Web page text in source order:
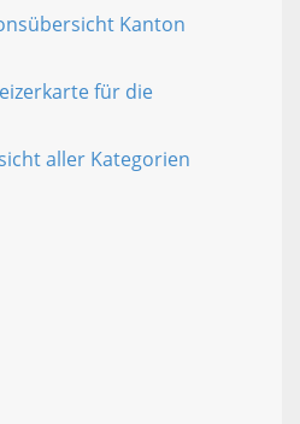
Kanton
für die
aller Kategorien